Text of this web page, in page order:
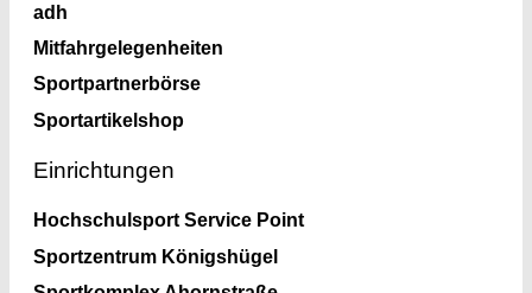
adh
Mitfahrgelegenheiten
Sportpartnerbörse
Sportartikelshop
Einrichtungen
Hochschulsport Service Point
Sportzentrum Königshügel